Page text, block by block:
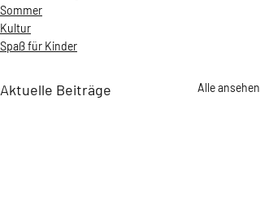
Sommer
Kultur
Spaß für Kinder
Aktuelle Beiträge Alle ansehen